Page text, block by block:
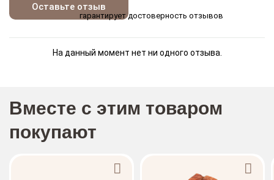
Оставьте отзыв
гарантирует достоверность отзывов
На данный момент нет ни одного отзыва.
Вместе с этим товаром
покупают